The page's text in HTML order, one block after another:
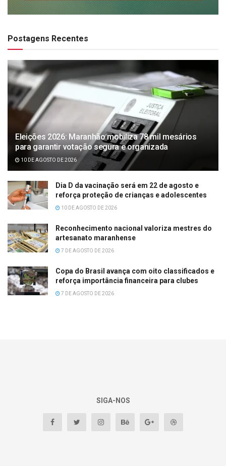
Postagens Recentes
Eleições 2026: Maranhão mobiliza 78 mil mesários
para garantir votação segura e organizada
10 DE AGOSTO DE 2026
Dia D da vacinação será em 22 de agosto e
reforça proteção de crianças e adolescentes
10 DE AGOSTO DE 2026
Reconhecimento nacional valoriza mestres do
artesanato maranhense
7 DE AGOSTO DE 2026
Copa do Brasil avança com oito classificados e
reforça importância financeira para clubes
7 DE AGOSTO DE 2026
SIGA-NOS